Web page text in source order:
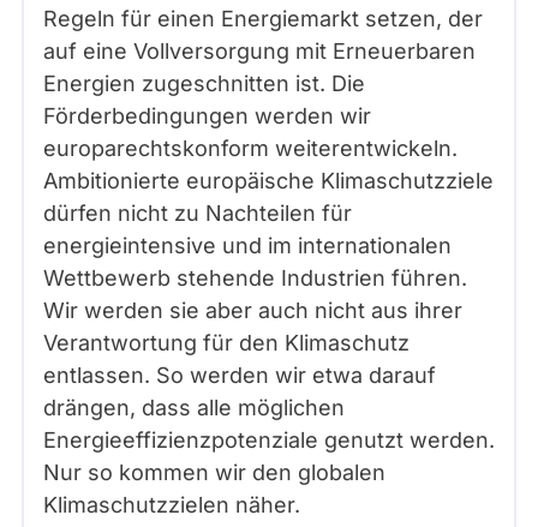
Regeln für einen Energiemarkt setzen, der
auf eine Vollversorgung mit Erneuerbaren
Energien zugeschnitten ist. Die
Förderbedingungen werden wir
europarechtskonform weiterentwickeln.
Ambitionierte europäische Klimaschutzziele
dürfen nicht zu Nachteilen für
energieintensive und im internationalen
Wettbewerb stehende Industrien führen.
Wir werden sie aber auch nicht aus ihrer
Verantwortung für den Klimaschutz
entlassen. So werden wir etwa darauf
drängen, dass alle möglichen
Energieeffizienzpotenziale genutzt werden.
Nur so kommen wir den globalen
Klimaschutzzielen näher.